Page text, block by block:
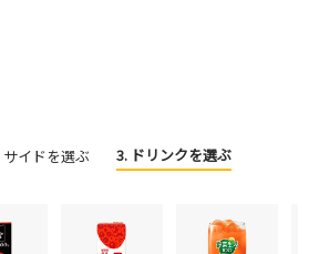
サイドを選ぶ 3. ドリンクを選ぶ